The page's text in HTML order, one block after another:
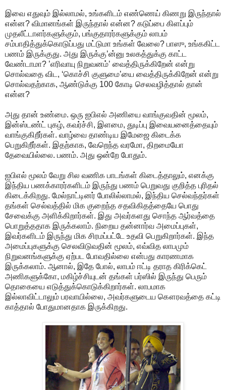
இவை எதுவும் இல்லாமல், உங்களிடம் எண்ணெய் கிணறு இருந்தால்
என்ன? விமானங்கள் இருந்தால் என்ன? கடுப்பை கிளப்பும்
முதலீட்டாளர்களுக்கும், பங்குதாரர்களுக்கும் லாபம்
சம்பாதித்துக்கொடுப்பது மட்டுமா உங்கள் வேலை? பாஸு, உங்ககிட்ட
பணம் இருக்குது. அது இருக்கு’ன்னு உலகத்துக்கு காட்ட
வேண்டாமா? ’எரிவாயு நிறுவனம்’ வைத்திருக்கிறேன் என்று
சொல்வதை விட, ‘கொச்சி குளுமை’யை வைத்திருக்கிறேன் என்று
சொல்வதற்காக, ஆண்டுக்கு 100 கோடி செலவழித்தால் தான்
என்ன?
அது தான் உண்மை. ஒரு ஐபிஎல் அணியை வாங்குவதின் மூலம்,
இன்ஸ்டண்ட் புகழ், கவர்ச்சி, இளமை, துடிப்பு இவையனைத்தையும்
வாங்குகிறீர்கள். வாழ்வை தாண்டிய இமேஜை கிடைக்க
பெறுகிறீர்கள். இதற்காக, வேறெந்த வரமோ, திறமையோ
தேவையில்லை. பணம். அது ஒன்றே போதும்.
ஐபிஎல் மூலம் வேறு சில வணிக பாடங்கள் கிடைத்தாலும், எனக்கு
இந்திய பணக்காரர்களிடம் இருந்து பணம் பெறுவது குறித்த புரிதல்
கிடைக்கிறது. மேல்நாட்டினர் போலில்லாமல், இந்திய செல்வந்தர்கள்
தங்கள் செல்வத்தில் மிக குறைந்த சதவிகிதத்தையே பொது
சேவைக்கு அளிக்கிறார்கள். இது அவர்களது சொந்த ஆர்வத்தை
பொறுத்ததாக இருக்கலாம். நிறைய தன்னார்வ அமைப்புகள்,
இவர்களிடம் இருந்து மிக சிரமப்பட்டே உதவி பெறுகிறார்கள். இந்த
அமைப்புகளுக்கு செலவிடுவதின் மூலம், எவ்வித லாபமும்
நிறுவனங்களுக்கு ஏற்பட போவதில்லை என்பது காரணமாக
இருக்கலாம். ஆனால், இதே போல், லாபம் ஈட்டி தராத கிரிக்கெட்
அணிகளுக்கோ, மகிழ்ச்சியுடன் தங்கள் பர்ஸில் இருந்து பெரும்
தொகையை எடுத்துக்கொடுக்கிறார்கள். லாபமாக
இல்லாவிட்டாலும் பரவாயில்லை, அவர்களுடைய கௌரவத்தை கட்டி
காத்தால் போதுமானதாக இருக்கிறது.